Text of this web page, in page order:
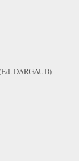
DARGAUD)